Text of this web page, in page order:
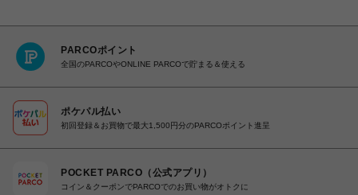
PARCOポイント
全国のPARCOやONLINE PARCOで貯まる＆使える
ポケパル払い
初回登録＆お買物で最大1,500円分のPARCOポイント進呈
POCKET PARCO（公式アプリ）
コイン＆クーポンでPARCOでのお買い物がオトクに